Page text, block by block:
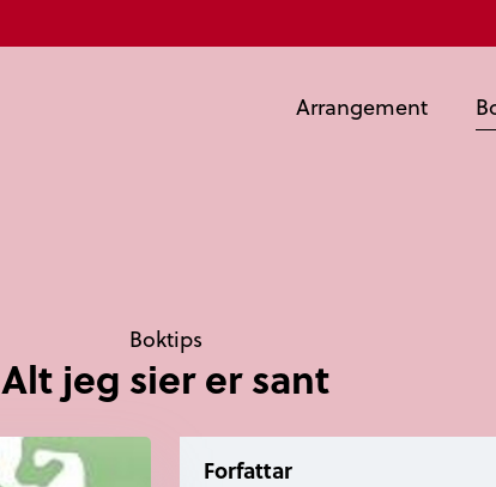
Arrangement
Boktips
Alt jeg sier er sant
Forfattar